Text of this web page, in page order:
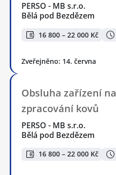
PERSO - MB s.r.o.
Bělá pod Bezdězem
16 800 – 22 000 Kč
Zveřejněno: 14. června
Obsluha zařízení na
zpracování kovů
PERSO - MB s.r.o.
Bělá pod Bezdězem
16 800 – 22 000 Kč